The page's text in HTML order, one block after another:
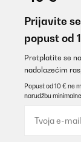
das am für
der Zeit
Amazon-Benutzer
Prijavite
popust od
Pretplatite se
nadolazećim
Popust od 10 € ne
narudžbu